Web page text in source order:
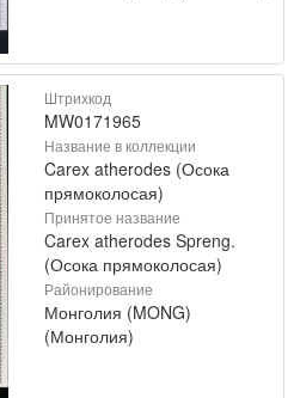
Штрихкод
MW0171965
Название в коллекции
Carex atherodes (Осока
прямоколосая)
Принятое название
Carex atherodes Spreng.
(Осока прямоколосая)
Районирование
Монголия (MONG)
(Монголия)